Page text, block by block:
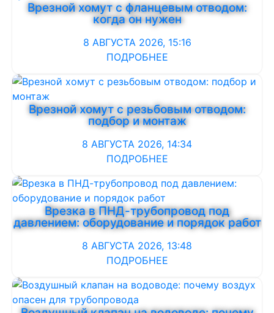
Врезной хомут с фланцевым отводом:
когда он нужен
8 АВГУСТА 2026, 15:16
ПОДРОБНЕЕ
Врезной хомут с резьбовым отводом:
подбор и монтаж
8 АВГУСТА 2026, 14:34
ПОДРОБНЕЕ
Врезка в ПНД-трубопровод под
давлением: оборудование и порядок работ
8 АВГУСТА 2026, 13:48
ПОДРОБНЕЕ